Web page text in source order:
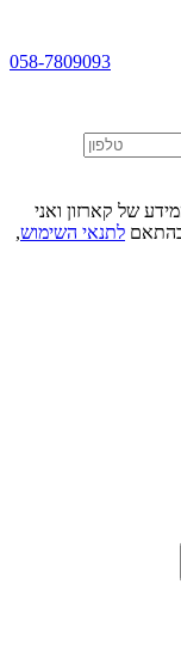
058-7809093
של קארזון ואני
בהתאם לתנאי השימוש,